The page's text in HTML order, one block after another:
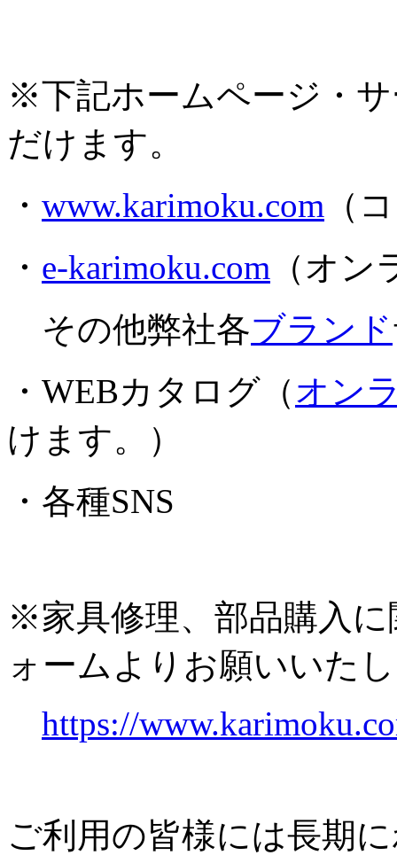
※下記ホームページ・
だけます。
・ www.karimoku.com （
・ e-karimoku.com （オ
その他弊社各ブランド
・WEBカタログ（オン
けます。）
・各種SNS
※家具修理、部品購入
ォームよりお願いいた
https://
ご利用の皆様には長期